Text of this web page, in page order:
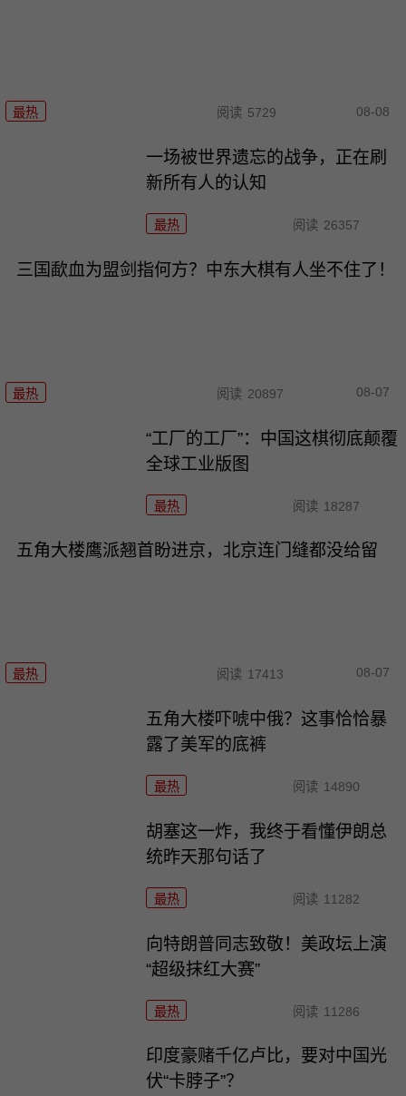
最热 阅读 5729 08-08
一场被世界遗忘的战争，正在刷
新所有人的认知
最热 阅读 26357
三国歃血为盟剑指何方？中东大棋有人坐不住了！
最热 阅读 20897 08-07
“工厂的工厂”：中国这棋彻底颠覆
全球工业版图
最热 阅读 18287
五角大楼鹰派翘首盼进京，北京连门缝都没给留
最热 阅读 17413 08-07
五角大楼吓唬中俄？这事恰恰暴
露了美军的底裤
最热 阅读 14890
胡塞这一炸，我终于看懂伊朗总
统昨天那句话了
最热 阅读 11282
向特朗普同志致敬！美政坛上演
“超级抹红大赛”
最热 阅读 11286
印度豪赌千亿卢比，要对中国光
伏“卡脖子”？